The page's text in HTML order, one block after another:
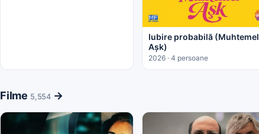
Iubire probabilă (Muhtemel
Aşk)
2026 · 4 persoane
Filme 5,554 →